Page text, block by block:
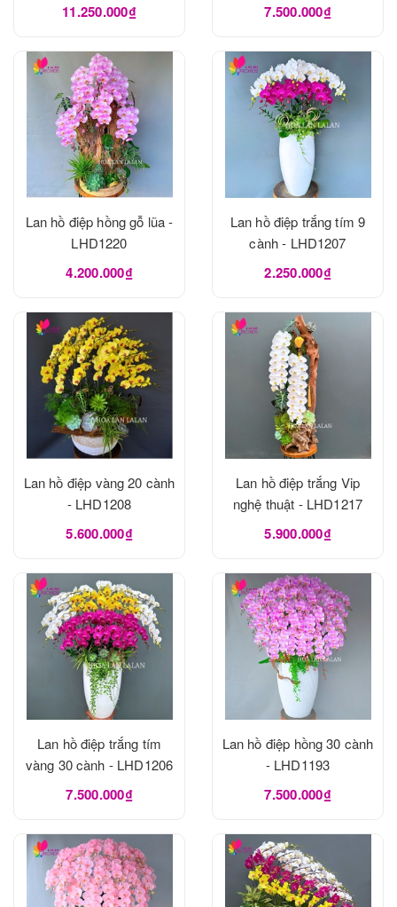
11.250.000₫ 7.500.000₫
Lan hồ điệp hồng gỗ lũa -
LHD1220
4.200.000₫
Lan hồ điệp trắng tím 9
cành - LHD1207
2.250.000₫
Lan hồ điệp vàng 20 cành
- LHD1208
5.600.000₫
Lan hồ điệp trắng Vip
nghệ thuật - LHD1217
5.900.000₫
Lan hồ điệp trắng tím
vàng 30 cành - LHD1206
7.500.000₫
Lan hồ điệp hồng 30 cành
- LHD1193
7.500.000₫